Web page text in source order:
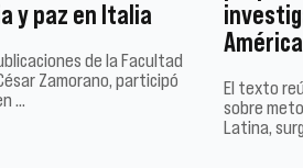
y paz en Italia
de la Facultad
Zamorano, participó
…
El texto
sobre
Latina,